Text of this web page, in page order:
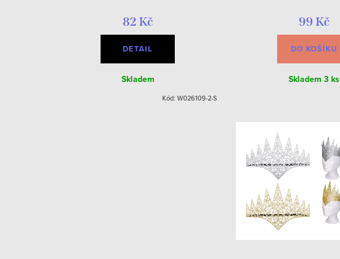
82 Kč
DETAIL
Skladem
Kód: W026109-2-S
99 Kč
DO KOŠÍKU
Skladem3 ks